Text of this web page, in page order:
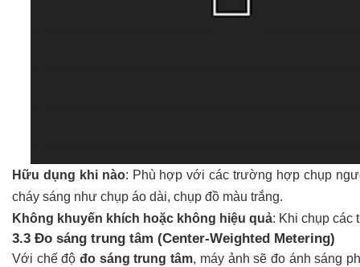
Hữu dụng khi nào: Phù hợp với các trường hợp chụp
cháy sáng như chụp áo dài, chụp đồ màu trắng.
Không khuyến khích hoặc không hiệu quả: Khi chụp các
3.3 Đo sáng trung tâm (Center-Weighted Metering)
Với chế độđo sáng trung tâm, máy ảnh sẽ đo ánh sáng